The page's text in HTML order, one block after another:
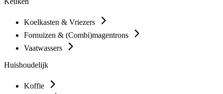
Koelkasten & Vriezers
Fornuizen & (Combi)magentrons
Vaatwassers
Huishoudelijk
Koffie